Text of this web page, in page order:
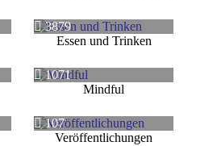
3879
Essen und Trinken
1071
Mindful
107
Veröffentlichungen